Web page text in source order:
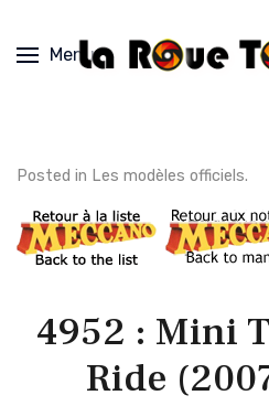
Menu
Posted in Les modèles officiels.
4952 : Mini
Ride